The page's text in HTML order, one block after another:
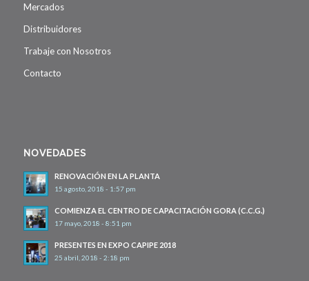
Mercados
Distribuidores
Trabaje con Nosotros
Contacto
NOVEDADES
RENOVACIÓN EN LA PLANTA
15 agosto, 2018 - 1:57 pm
COMIENZA EL CENTRO DE CAPACITACIÓN GORA (C.C.G.)
17 mayo, 2018 - 8:51 pm
PRESENTES EN EXPO CAPIPE 2018
25 abril, 2018 - 2:18 pm